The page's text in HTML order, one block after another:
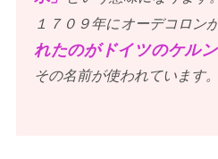
１７０９年にオーデコロン
れたのがドイツのケルン
その名前が使われています。